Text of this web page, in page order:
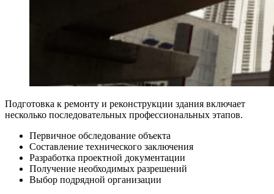
Подготовка к ремонту и реконструкции здания включает
несколько последовательных профессиональных этапов.
Первичное обследование объекта
Составление технического заключения
Разработка проектной документации
Получение необходимых разрешений
Выбор подрядной организации